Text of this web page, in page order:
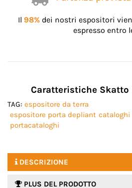
Il 98% dei nostri espositori
espresso entro
Caratteristiche
TAG: espositore da terra
espositore porta depliant cataloghi
portacataloghi
DESCRIZIONE
PLUS DEL PRODOTTO